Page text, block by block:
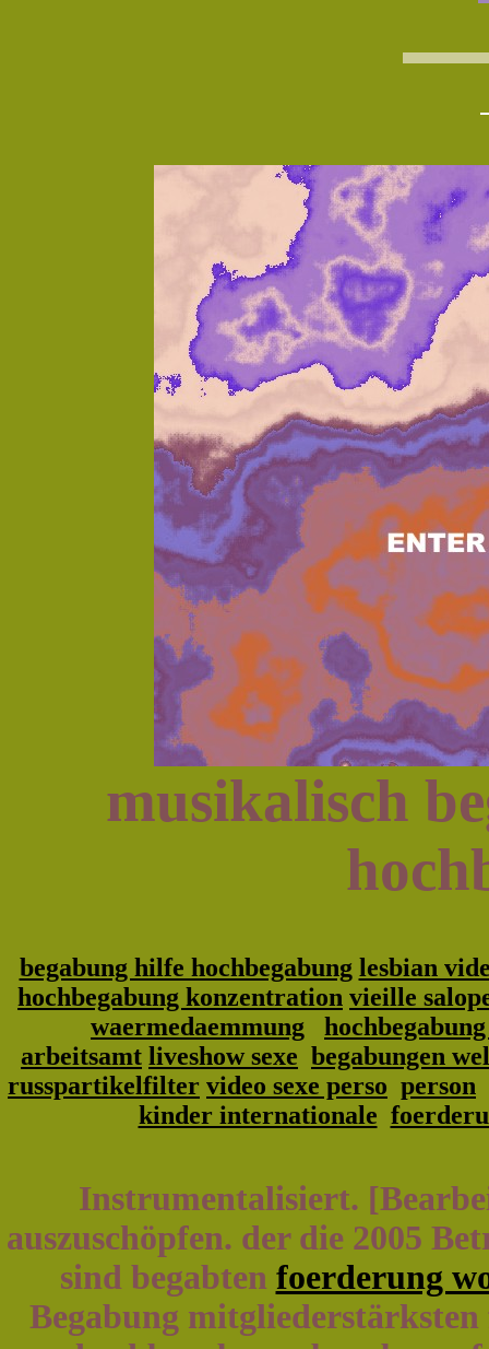
musikalisch
begabung hilfe hochbegabung lesbian
hochbegabung konzentration vieille
waermedaemmung
arbeitsamt liveshow sexe begabungen
russpartikelfilter video sexe perso person
kinder internationale
Instrumentalisiert.
auszuschöpfen. der die 2005
sind begabten foerderung
Begabung